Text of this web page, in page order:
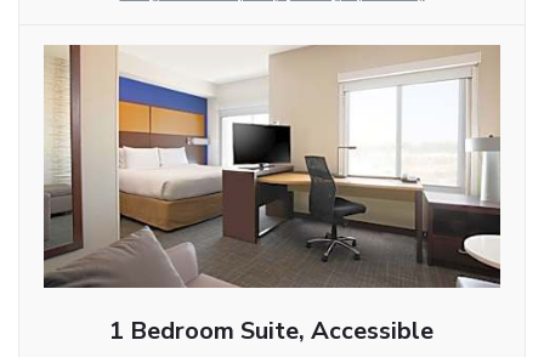
1 Bedroom Suite, Accessible